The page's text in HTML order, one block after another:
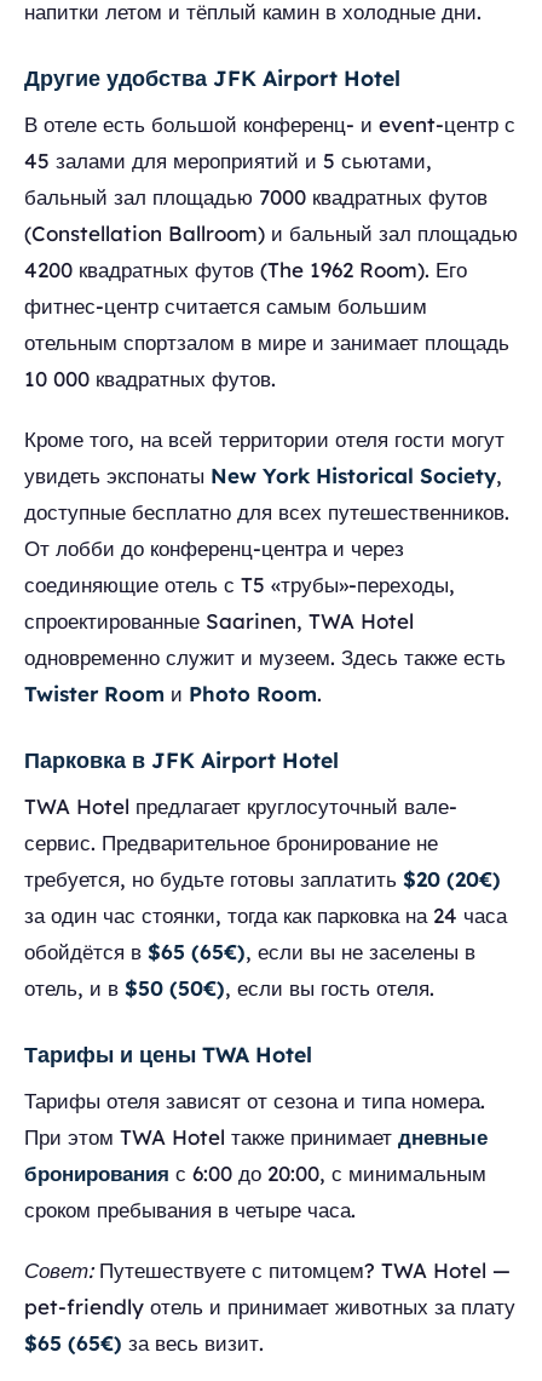
напитки летом и тёплый камин в холодные дни.
Другие удобства JFK Airport Hotel
В отеле есть большой конференц- и event-центр с
45 залами для мероприятий и 5 сьютами,
бальный зал площадью 7000 квадратных футов
(Constellation Ballroom) и бальный зал площадью
4200 квадратных футов (The 1962 Room). Его
фитнес-центр считается самым большим
отельным спортзалом в мире и занимает площадь
10 000 квадратных футов.
Кроме того, на всей территории отеля гости могут
увидеть экспонаты New York Historical Society,
доступные бесплатно для всех путешественников.
От лобби до конференц-центра и через
соединяющие отель с T5 «трубы»-переходы,
спроектированные Saarinen, TWA Hotel
одновременно служит и музеем. Здесь также есть
Twister Room и Photo Room.
Парковка в JFK Airport Hotel
TWA Hotel предлагает круглосуточный вале-
сервис. Предварительное бронирование не
требуется, но будьте готовы заплатить $20 (20€)
за один час стоянки, тогда как парковка на 24 часа
обойдётся в $65 (65€), если вы не заселены в
отель, и в $50 (50€), если вы гость отеля.
Тарифы и цены TWA Hotel
Тарифы отеля зависят от сезона и типа номера.
При этом TWA Hotel также принимает дневные
бронирования с 6:00 до 20:00, с минимальным
сроком пребывания в четыре часа.
Совет:Путешествуете с питомцем? TWA Hotel —
pet-friendly отель и принимает животных за плату
$65 (65€) за весь визит.